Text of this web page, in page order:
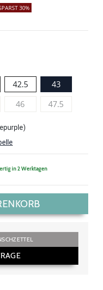
30%
42.5
43
46 47.5
in 2 Werktagen